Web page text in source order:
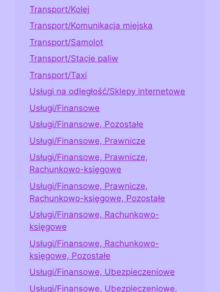
Transport/Kolej
Transport/Komunikacja miejska
Transport/Samolot
Transport/Stacje paliw
Transport/Taxi
Usługi na odległość/Sklepy internetowe
Usługi/Finansowe
Usługi/Finansowe, Pozostałe
Usługi/Finansowe, Prawnicze
Usługi/Finansowe, Prawnicze,
Rachunkowo-księgowe
Usługi/Finansowe, Prawnicze,
Rachunkowo-księgowe, Pozostałe
Usługi/Finansowe, Rachunkowo-
księgowe
Usługi/Finansowe, Rachunkowo-
księgowe, Pozostałe
Usługi/Finansowe, Ubezpieczeniowe
Usługi/Finansowe, Ubezpieczeniowe,